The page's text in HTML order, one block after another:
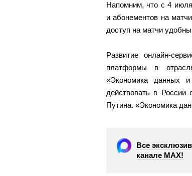
Напомним, что с 4 июля
и абонементов на
доступ на матчи
Развитие онлайн-
платформы в
«Экономика данных и
действовать в
Путина. «Экономика
Все
канале МАХ!